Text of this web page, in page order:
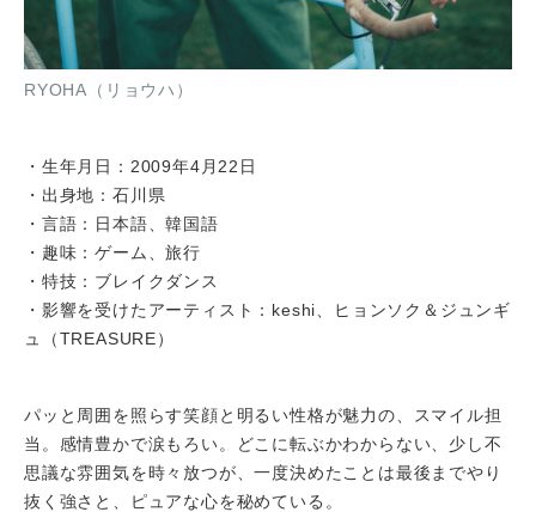
RYOHA（リョウハ）
・生年月日：2009年4月22日
・出身地：石川県
・言語：日本語、韓国語
・趣味：ゲーム、旅行
・特技：ブレイクダンス
・影響を受けたアーティスト：keshi、ヒョンソク＆ジュンギ
ュ（TREASURE）
パッと周囲を照らす笑顔と明るい性格が魅力の、スマイル担
当。感情豊かで涙もろい。どこに転ぶかわからない、少し不
思議な雰囲気を時々放つが、一度決めたことは最後までやり
抜く強さと、ピュアな心を秘めている。